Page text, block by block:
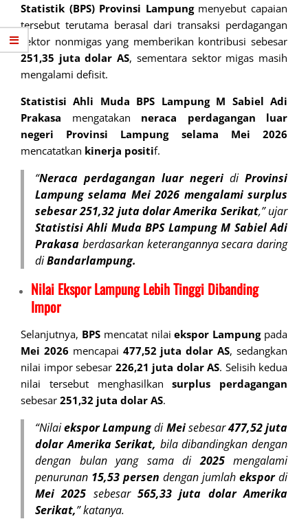
Statistik (BPS) Provinsi Lampungmenyebut capaian
tersebut terutama berasal dari transaksi perdagangan
sektor nonmigas yang memberikan kontribusi sebesar
251,35 juta dolar AS, sementara sektor migas masih
mengalami defisit.
Statistisi Ahli Muda BPS Lampung M Sabiel Adi
Prakasa mengatakan neraca perdagangan
luar
negeri Provinsi Lampung selama Mei 2026
mencatatkan kinerja positif.
“Neraca perdagangan luar negeri di Provinsi
Lampung selama Mei 2026 mengalami surplus
sebesar 251,32 juta dolar Amerika Serikat,” ujar
Statistisi Ahli Muda BPS Lampung M Sabiel Adi
Prakasa berdasarkan keterangannya secara daring
diBandarlampung.
Nilai Ekspor Lampung Lebih Tinggi Dibanding
Impor
Selanjutnya, BPSmencatat nilaiekspor Lampungpada
Mei 2026 mencapai 477,52 juta dolar AS, sedangkan
nilai impor sebesar 226,21 juta dolar AS. Selisih kedua
nilai tersebut menghasilkansurplus perdagangan
sebesar 251,32 juta dolar AS.
“Nilaiekspor LampungdiMeisebesar477,52 juta
dolar Amerika Serikat, bila dibandingkan dengan
dengan bulan yang sama di2025mengalami
penurunan 15,53 persen dengan jumlah ekspordi
Mei 2025 sebesar565,33 juta dolar Amerika
Serikat,” katanya.